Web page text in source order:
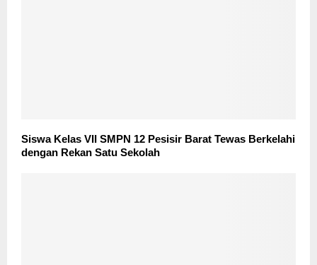
Siswa Kelas VII SMPN 12 Pesisir Barat Tewas Berkelahi
dengan Rekan Satu Sekolah